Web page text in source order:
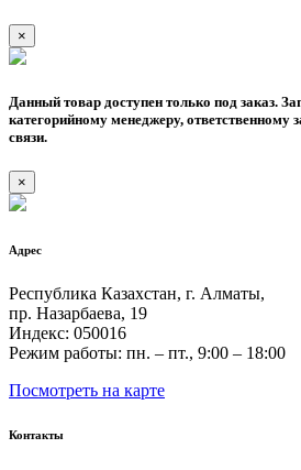
×
Данный товар доступен только под заказ.
категорийному менеджеру, ответственному
связи.
×
Адрес
Республика Казахстан, г. Алматы,
пр. Назарбаева, 19
Индекс: 050016
Режим работы: пн. – пт., 9:00 – 18:00
Посмотреть на карте
Контакты